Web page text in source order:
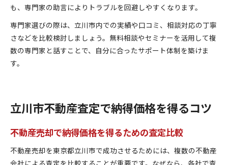
も、専門家の助言によりトラブルを回避しやすくなります。
専門家選びの際は、立川市内での実績や口コミ、相談対応の丁寧
さなどを比較検討しましょう。無料相談やセミナーを活用して複
数の専門家と話すことで、自分に合ったサポート体制を築けま
す。
立川市不動産査定で納得価格を得るコツ
不動産売却で納得価格を得るための査定比較
不動産売却を東京都立川市で成功させるためには、複数の不動産
会社による査定を比較することが重要です。なぜなら、各社で査